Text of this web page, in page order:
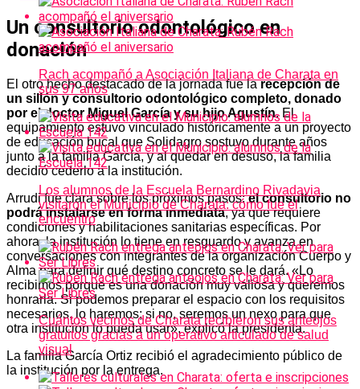
Un consultorio odontológico en
donación
El otro hecho destacado de la jornada fue larecepción de
un sillón y consultorio odontológico completo, donado
por el doctor Miguel García y su hijo Agustín. El
equipamiento estuvo vinculado históricamente a un proyecto
de educación bucal que Solidagro sostuvo durante años
junto a la familia García, y al quedar en desuso, la familia
decidió cederlo a la institución.
Arrudi fue clara sobre los próximos pasos:el consultorio no
podrá instalarse en forma inmediata, ya que requiere
condiciones y habilitaciones sanitarias específicas. Por
ahora, la institución lo tiene en resguardo y avanza en
conversaciones con integrantes de la organización Cuerpo y
Alma para definir qué destino concreto se le dará. «Lo
recibimos porque es una donación muy valiosa y queremos
honrarla. Si podemos preparar el espacio con los requisitos
necesarios, lo haremos; si no, seremos un nexo para que
otra institución lo pueda usar», explicó la presidenta.
La familia García Ortiz recibió el agradecimiento público de
la institución por la entrega.
Rach acompañó a Asociación Italiana de Charata en
sus 97 años
Los alumnos de la Escuela Bernardino Rivadavia
visitaron el Municipio de Charata: cómo fue el
encuentro
Cuántos vecinos de Charata recibieron sus anteojos
gratuitos gracias a un operativo articulado de salud
visual